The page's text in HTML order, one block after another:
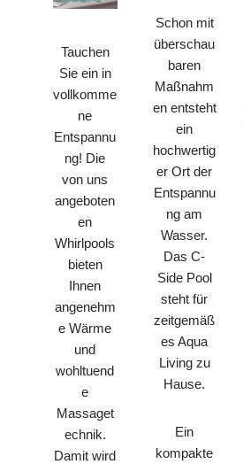
Tauchen
Sie ein in
vollkomme
ne
Entspannu
ng! Die
von uns
angeboten
en
Whirlpools
bieten
Ihnen
angenehm
e Wärme
und
wohltuend
e
Massaget
echnik.
Damit wird
Schon mit
überschau
baren
Maßnahm
en entsteht
ein
hochwertig
er Ort der
Entspannu
ng am
Wasser.
Das C-
Side Pool
steht für
zeitgemäß
es Aqua
Living zu
Hause.
Ein
kompakte